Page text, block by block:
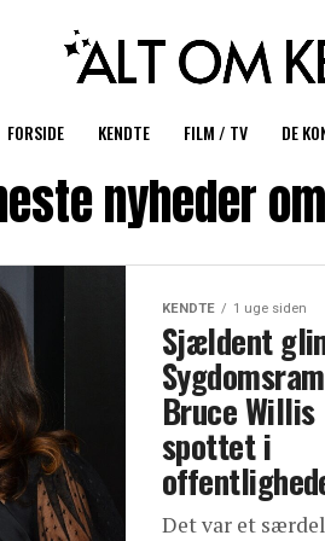
FORSIDE KENDTE FILM / TV DE
nyheder
KENDTE 1 uge siden
Sjældent
Bruce Willis
spottet i
Det var et